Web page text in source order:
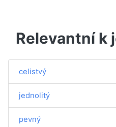
Relevantní k
celistvý
jednolitý
pevný